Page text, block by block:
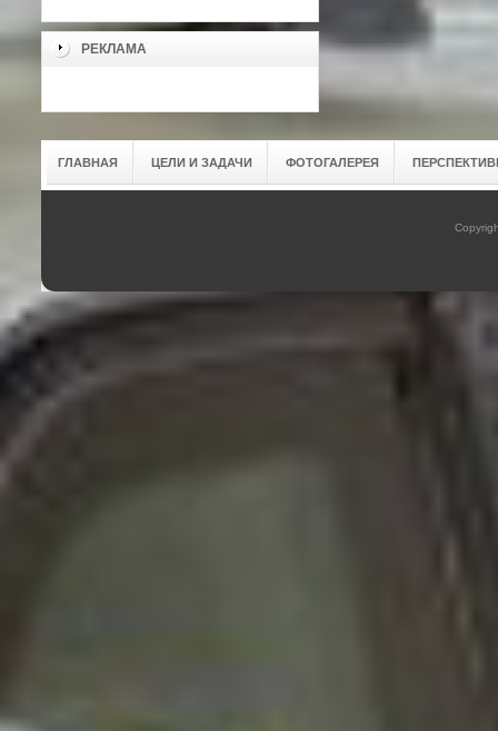
РЕКЛАМА
ГЛАВНАЯ ЦЕЛИ И ЗАДАЧИ ФОТОГАЛЕРЕЯ